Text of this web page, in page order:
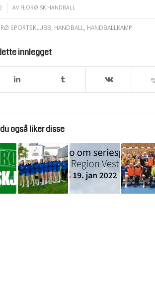
AV FLORØ SK HANDBALL
SPORTSKLUBB HANDBALL HANDBALLKAMP
innlegget
også liker disse